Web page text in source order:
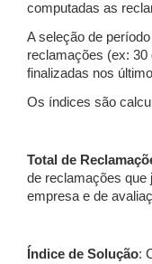
computadas as
A seleção de
reclamações (ex:
finalizadas nos
Os índices são
Total de
de reclamações que
empresa e de
Índice de Solução: